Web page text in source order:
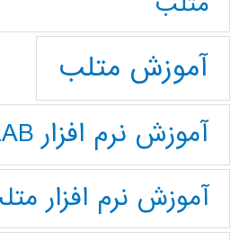
آموزش متلب
آموزش نرم افزار MATLAB
آموزش نرم افزار